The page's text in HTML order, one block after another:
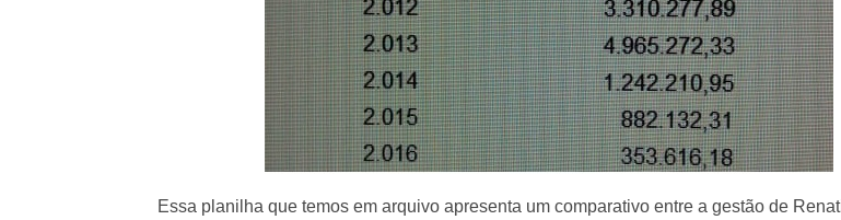
Essa planilha que temos em arquivo apresenta um comparativo entre a gestão de